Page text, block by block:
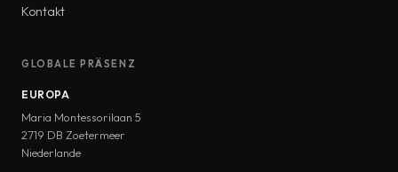
Kontakt
GLOBALE PRÄSENZ
EUROPA
Maria Montessorilaan 5
2719 DB Zoetermeer
Niederlande